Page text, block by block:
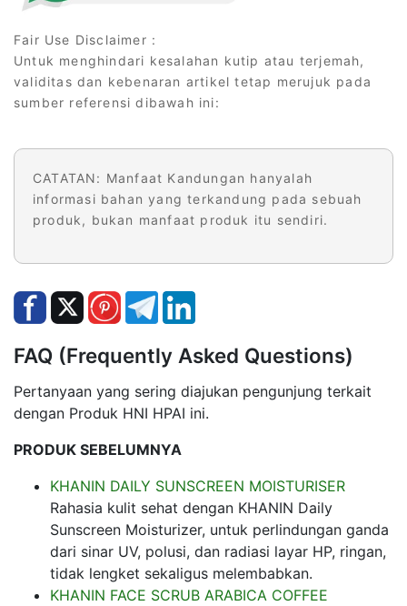
Fair Use Disclaimer :
Untuk menghindari kesalahan kutip atau terjemah,
validitas dan kebenaran artikel tetap merujuk pada
sumber referensi dibawah ini:
CATATAN: Manfaat Kandungan hanyalah
informasi bahan yang terkandung pada sebuah
produk, bukan manfaat produk itu sendiri.
FAQ (Frequently Asked Questions)
Pertanyaan yang sering diajukan pengunjung terkait
dengan Produk HNI HPAI ini.
PRODUK SEBELUMNYA
KHANIN DAILY SUNSCREEN MOISTURISER
Rahasia kulit sehat dengan KHANIN Daily
Sunscreen Moisturizer, untuk perlindungan ganda
dari sinar UV, polusi, dan radiasi layar HP, ringan,
tidak lengket sekaligus melembabkan.
KHANIN FACE SCRUB ARABICA COFFEE